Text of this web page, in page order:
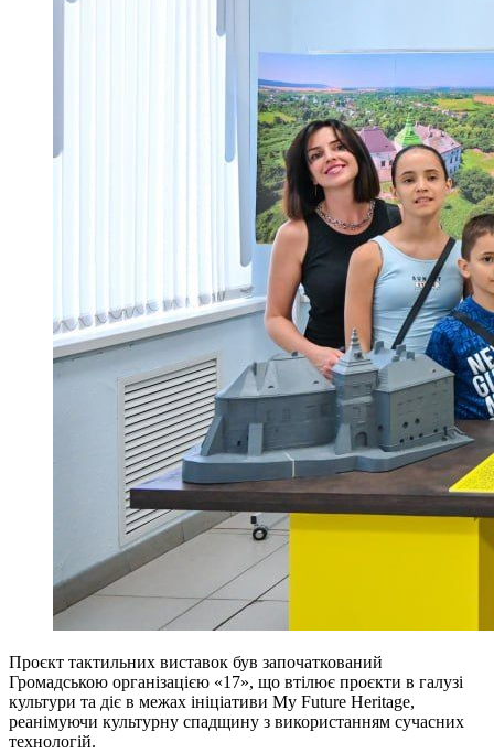
Проєкт тактильних виставок був започаткований
Громадською організацією «17», що втілює проєкти в галузі
культури та діє в межах ініціативи My Future Heritage,
реанімуючи культурну спадщину з використанням сучасних
технологій.